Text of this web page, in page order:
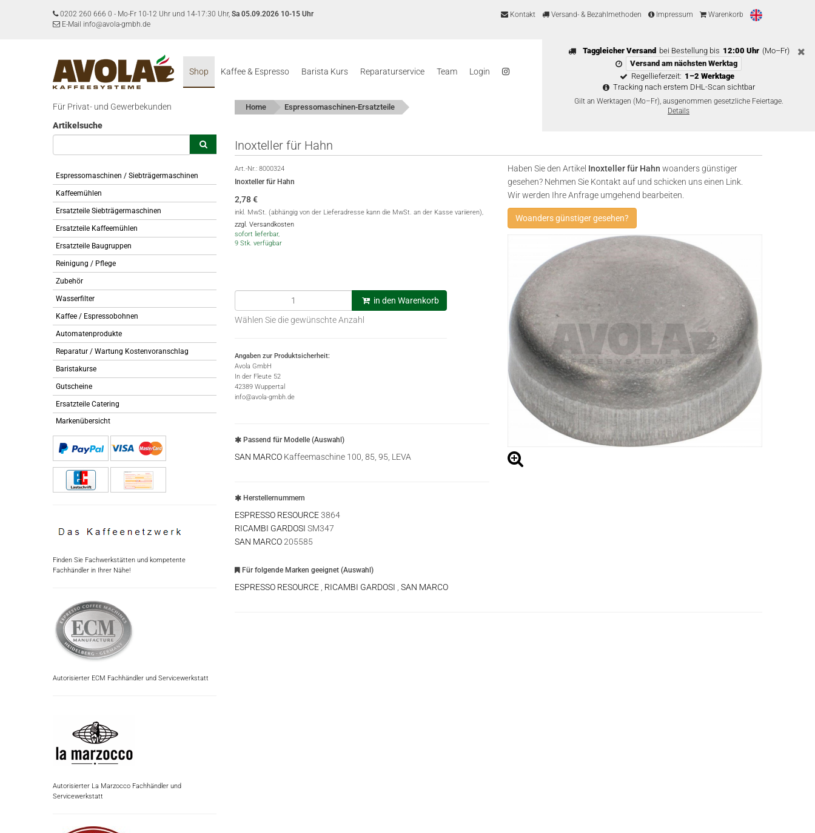
0202 260 666 0 - Mo-Fr 10-12 Uhr und 14-17:30 Uhr, Sa 05.09.2026 10-15 Uhr
E-Mail info@avola-gmbh.de
Kontakt Versand- & Bezahlmethoden Impressum Warenkorb
Taggleicher Versand bei Bestellung bis 12:00 Uhr (Mo–Fr)
Versand am nächsten Werktag
Regellieferzeit: 1–2 Werktage
Tracking nach erstem DHL-Scan sichtbar
Gilt an Werktagen (Mo–Fr), ausgenommen gesetzliche Feiertage.
Details
Shop Kaffee & Espresso Barista Kurs Reparaturservice Team Login
Für Privat- und Gewerbekunden
Artikelsuche
Espressomaschinen / Siebträgermaschinen
Kaffeemühlen
Ersatzteile Siebträgermaschinen
Ersatzteile Kaffeemühlen
Ersatzteile Baugruppen
Reinigung / Pflege
Zubehör
Wasserfilter
Kaffee / Espressobohnen
Automatenprodukte
Reparatur / Wartung Kostenvoranschlag
Baristakurse
Gutscheine
Ersatzteile Catering
Markenübersicht
Finden Sie Fachwerkstätten und kompetente
Fachhändler in Ihrer Nähe!
Autorisierter ECM Fachhändler und Servicewerkstatt
Autorisierter La Marzocco Fachhändler und
Servicewerkstatt
Home Espressomaschinen-Ersatzteile
Inoxteller für Hahn
Art.-Nr.: 8000324
Inoxteller für Hahn
2,78€
inkl. MwSt. (abhängig von der Lieferadresse kann die MwSt. an der Kasse variieren),
zzgl. Versandkosten
sofort lieferbar,
9 Stk. verfügbar
in den Warenkorb
Wählen Sie die gewünschte Anzahl
Angaben zur Produktsicherheit:
Avola GmbH
In der Fleute 52
42389 Wuppertal
info@avola-gmbh.de
Passend für Modelle (Auswahl)
SAN MARCO Kaffeemaschine 100, 85, 95, LEVA
Herstellernummern
ESPRESSO RESOURCE3864
RICAMBI GARDOSI SM347
SAN MARCO205585
Für folgende Marken geeignet (Auswahl)
ESPRESSO RESOURCE RICAMBI GARDOSI SAN MARCO
Haben Sie den Artikel Inoxteller für Hahn woanders günstiger
gesehen? Nehmen Sie Kontakt auf und schicken uns einen Link.
Wir werden Ihre Anfrage umgehend bearbeiten.
Woanders günstiger gesehen?